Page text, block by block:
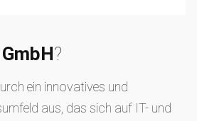
?
ein innovatives und
aus, das sich auf IT- und